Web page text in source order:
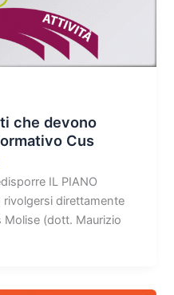
che devono
Cus
IL PIANO
rivolgersi direttamente
Molise (dott. Maurizio